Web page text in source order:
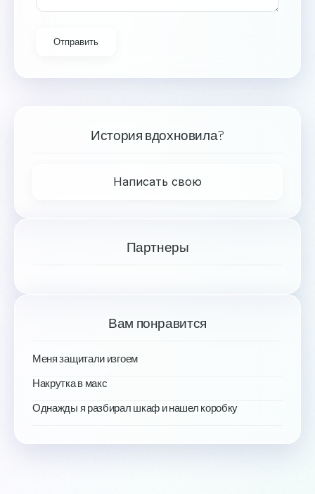
Отправить
История вдохновила?
Написать свою
Партнеры
Вам понравится
Меня защитали изгоем
Накрутка в макс
Однажды я разбирал шкаф и нашел коробку